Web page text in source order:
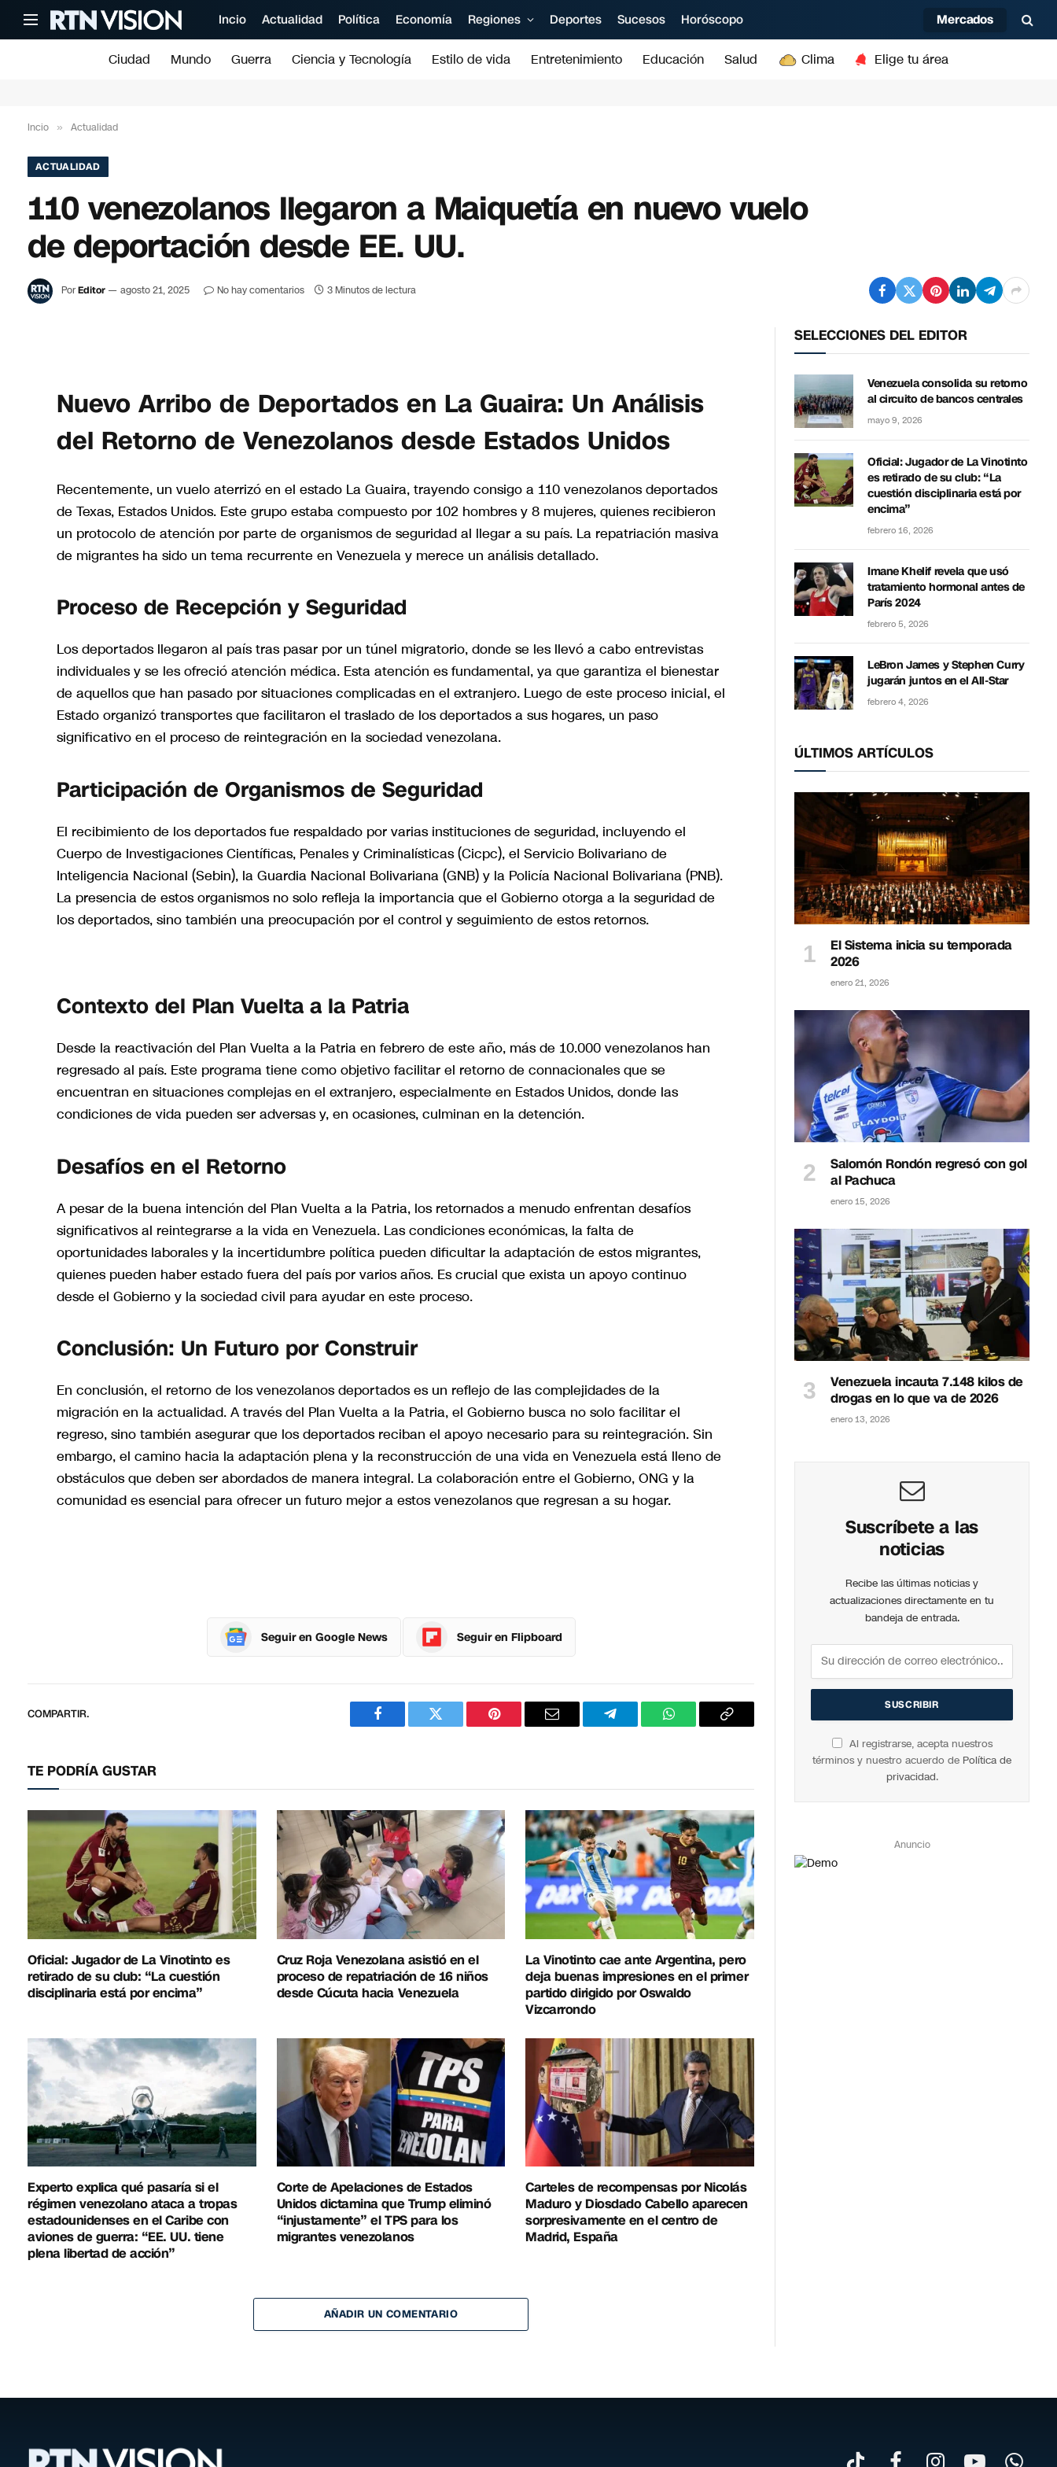
Incio Actualidad Política Economía Regiones Deportes Sucesos Horóscopo Mercados
Ciudad Mundo Guerra Ciencia y Tecnología Estilo de vida Entretenimiento Educación Salud Clima Elige tu área
Incio » Actualidad
ACTUALIDAD
110 venezolanos llegaron a Maiquetía en nuevo vuelo
de deportación desde EE. UU.
PorEditor agosto 21, 2025 No hay comentarios 3 Minutos de lectura
Nuevo Arribo de Deportados en La Guaira: Un Análisis
del Retorno de Venezolanos desde Estados Unidos
Recentemente, un vuelo aterrizó en el estado La Guaira, trayendo consigo a 110 venezolanos deportados
de Texas, Estados Unidos. Este grupo estaba compuesto por 102 hombres y 8 mujeres, quienes recibieron
un protocolo de atención por parte de organismos de seguridad al llegar a su país. La repatriación masiva
de migrantes ha sido un tema recurrente en Venezuela y merece un análisis detallado.
Proceso de Recepción y Seguridad
Los deportados llegaron al país tras pasar por un túnel migratorio, donde se les llevó a cabo entrevistas
individuales y se les ofreció atención médica. Esta atención es fundamental, ya que garantiza el bienestar
de aquellos que han pasado por situaciones complicadas en el extranjero. Luego de este proceso inicial, el
Estado organizó transportes que facilitaron el traslado de los deportados a sus hogares, un paso
significativo en el proceso de reintegración en la sociedad venezolana.
Participación de Organismos de Seguridad
El recibimiento de los deportados fue respaldado por varias instituciones de seguridad, incluyendo el
Cuerpo de Investigaciones Científicas, Penales y Criminalísticas (Cicpc), el Servicio Bolivariano de
Inteligencia Nacional (Sebin), la Guardia Nacional Bolivariana (GNB) y la Policía Nacional Bolivariana (PNB).
La presencia de estos organismos no solo refleja la importancia que el Gobierno otorga a la seguridad de
los deportados, sino también una preocupación por el control y seguimiento de estos retornos.
Contexto del Plan Vuelta a la Patria
Desde la reactivación del Plan Vuelta a la Patria en febrero de este año, más de 10.000 venezolanos han
regresado al país. Este programa tiene como objetivo facilitar el retorno de connacionales que se
encuentran en situaciones complejas en el extranjero, especialmente en Estados Unidos, donde las
condiciones de vida pueden ser adversas y, en ocasiones, culminan en la detención.
Desafíos en el Retorno
A pesar de la buena intención del Plan Vuelta a la Patria, los retornados a menudo enfrentan desafíos
significativos al reintegrarse a la vida en Venezuela. Las condiciones económicas, la falta de
oportunidades laborales y la incertidumbre política pueden dificultar la adaptación de estos migrantes,
quienes pueden haber estado fuera del país por varios años. Es crucial que exista un apoyo continuo
desde el Gobierno y la sociedad civil para ayudar en este proceso.
Conclusión: Un Futuro por Construir
En conclusión, el retorno de los venezolanos deportados es un reflejo de las complejidades de la
migración en la actualidad. A través del Plan Vuelta a la Patria, el Gobierno busca no solo facilitar el
regreso, sino también asegurar que los deportados reciban el apoyo necesario para su reintegración. Sin
embargo, el camino hacia la adaptación plena y la reconstrucción de una vida en Venezuela está lleno de
obstáculos que deben ser abordados de manera integral. La colaboración entre el Gobierno, ONG y la
comunidad es esencial para ofrecer un futuro mejor a estos venezolanos que regresan a su hogar.
Seguir en Google News Seguir en Flipboard
COMPARTIR.
FacebookTwitter PinterestCorreo
TelegramWhatsAppCopiar
TE PODRÍA GUSTAR
Oficial: Jugador de La Vinotinto es
retirado de su club: “La cuestión
disciplinaria está por encima”
Cruz Roja Venezolana asistió en el
proceso de repatriación de 16 niños
desde Cúcuta hacia Venezuela
La Vinotinto cae ante Argentina, pero
deja buenas impresiones en el primer
partido dirigido por Oswaldo
Vizcarrondo
Experto explica qué pasaría si el
régimen venezolano ataca a tropas
estadounidenses en el Caribe con
aviones de guerra: “EE. UU. tiene
plena libertad de acción”
Corte de Apelaciones de Estados
Unidos dictamina que Trump eliminó
“injustamente” el TPS para los
migrantes venezolanos
Carteles de recompensas por Nicolás
Maduro y Diosdado Cabello aparecen
sorpresivamente en el centro de
Madrid, España
AÑADIR UN COMENTARIO
SELECCIONES DEL EDITOR
Venezuela consolida su retorno
al circuito de bancos centrales
mayo 9, 2026
Oficial: Jugador de La Vinotinto
es retirado de su club: “La
cuestión disciplinaria está por
encima”
febrero 16, 2026
Imane Khelif revela que usó
tratamiento hormonal antes de
París 2024
febrero 5, 2026
LeBron James y Stephen Curry
jugarán juntos en el All-Star
febrero 4, 2026
ÚLTIMOS ARTÍCULOS
El Sistema inicia su temporada
2026
enero 21, 2026
Salomón Rondón regresó con gol
al Pachuca
enero 15, 2026
Venezuela incauta 7.148 kilos de
drogas en lo que va de 2026
enero 13, 2026
Suscríbete a las
noticias
Recibe las últimas noticias y
actualizaciones directamente en tu
bandeja de entrada.
Al registrarse, acepta nuestros
términos y nuestro acuerdo de Política de
privacidad.
Anuncio